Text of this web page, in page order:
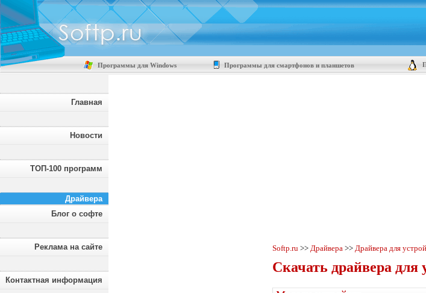
Программы для Windows Программы для смартфонов и планшетов
Главная
Новости
ТОП-100 программ
Драйвера
Блог о софте
Реклама на сайте
Контактная информация
Softp.ru >> Драйвера >> Драйвера для
Скачать драйвера для